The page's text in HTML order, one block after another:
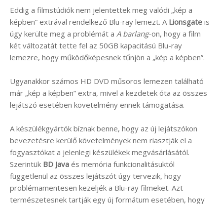
Eddig a filmstúdiók nem jelentettek meg valódi „kép a
képben” extrával rendelkező Blu-ray lemezt. A Lionsgate is
úgy kerülte meg a problémát a A barlang-on, hogy a film
két változatát tette fel az 50GB kapacitású Blu-ray
lemezre, hogy működőképesnek tűnjön a „kép a képben”.
Ugyanakkor számos HD DVD műsoros lemezen található
már „kép a képben” extra, mivel a kezdetek óta az összes
lejátszó esetében követelmény ennek támogatása.
A készülékgyártók bíznak benne, hogy az új lejátszókon
bevezetésre kerülő követelmények nem riasztják el a
fogyasztókat a jelenlegi készülékek megvásárlásától.
Szerintük BD Java és memória funkcionalitásuktól
függetlenül az összes lejátszót úgy tervezik, hogy
problémamentesen kezeljék a Blu-ray filmeket. Azt
természetesnek tartják egy új formátum esetében, hogy